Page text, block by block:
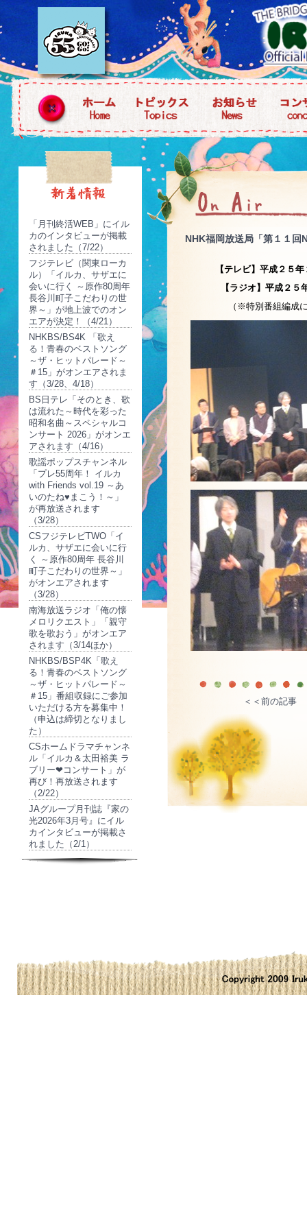
「月刊終活WEB」にイル
カのインタビューが掲載
されました（7/22）
フジテレビ（関東ローカ
ル）「イルカ、サザエに
会いに行く ～原作80周年
長谷川町子こだわりの世
界～」が地上波でのオン
エアが決定！（4/21）
NHKBS/BS4K 「歌え
る！青春のベストソング
～ザ・ヒットパレード～
＃15」がオンエアされま
す（3/28、4/18）
BS日テレ「そのとき、歌
は流れた～時代を彩った
昭和名曲～スペシャルコ
ンサート 2026」がオンエ
アされます（4/16）
歌謡ポップスチャンネル
「プレ55周年！ イルカ
with Friends vol.19 ～あ
いのたね♥まこう！～」
が再放送されます
（3/28）
CSフジテレビTWO「イ
ルカ、サザエに会いに行
く ～原作80周年 長谷川
町子こだわりの世界～」
がオンエアされます
（3/28）
南海放送ラジオ「俺の懐
メロリクエスト」「親守
歌を歌おう」がオンエア
されます（3/14ほか）
NHKBS/BSP4K「歌え
る！青春のベストソング
～ザ・ヒットパレード～
＃15」番組収録にご参加
いただける方を募集中！
（申込は締切となりまし
た）
CSホームドラマチャンネ
ル「イルカ＆太田裕美 ラ
ブリー❤コンサート」が
再び！再放送されます
（2/22）
JAグループ月刊誌『家の
光2026年3月号』にイル
カインタビューが掲載さ
れました（2/1）
NHK福岡放送局「第１１回
【テレビ】平成２５
【ラジオ】平成２
（※特別番組編成
＜＜前の記事